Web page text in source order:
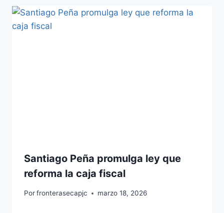
Santiago Peña promulga ley que
reforma la caja fiscal
Porfronterasecapjc marzo 18, 2026